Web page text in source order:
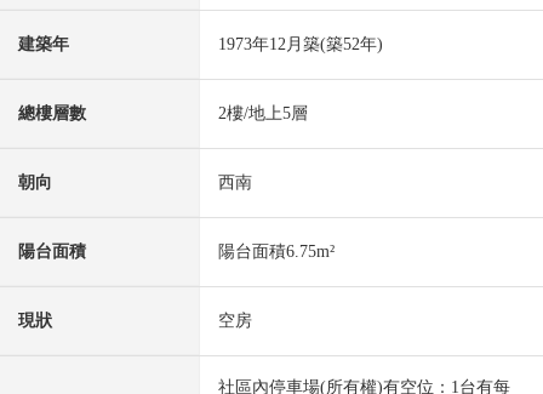
建築年 1973年12月築(築52年)
總樓層數 2樓/地上5層
朝向 西南
陽台面積 陽台面積6.75m²
現狀 空房
社區內停車場(所有權)有空位：1台有每